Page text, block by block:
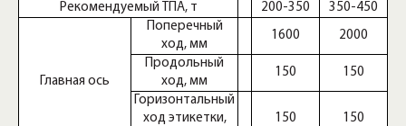
Рекомендуемый ТПА, т
Главная ось
Поперечный
ход, мм
Продольный
ход, мм
Горизонтальный
ход этикетки,
50-200
200-350 350-450
1600 2000
150 150
150 150 150